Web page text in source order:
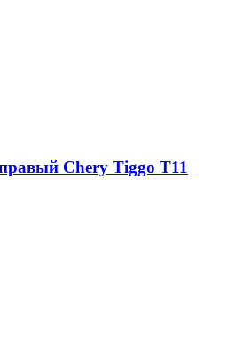
Chery Tiggo T11